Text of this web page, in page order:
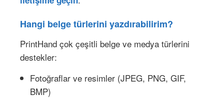
Hangi belge türlerini yazdırabilirim?
PrintHand çok çeşitli belge ve medya türlerini
destekler:
Fotoğraflar ve resimler (JPEG, PNG, GIF,
BMP)